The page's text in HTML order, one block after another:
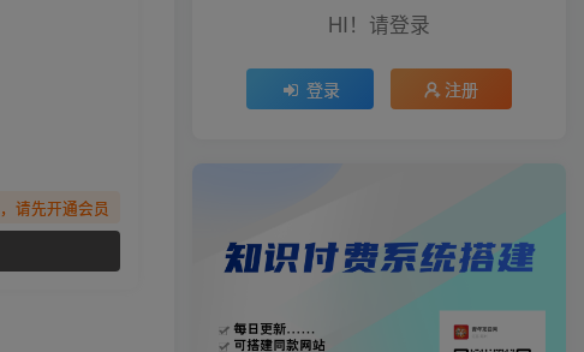
请先开通会员
HI！请登录
登录 注册